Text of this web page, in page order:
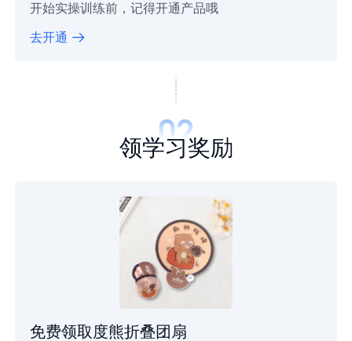
开始实操训练前，记得开通产品哦
去开通
领学习奖励
免费领取度熊折叠团扇